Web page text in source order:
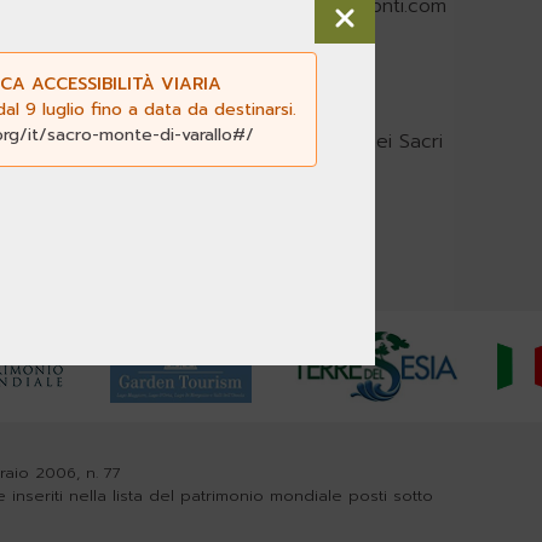
segreteria@pec.sacri-monti.com
dati del Centro di documentazione dei Sacri
2006, n. 77
nella lista del patrimonio mondiale posti sotto
ACCESSIBILITÀ VIARIA
9 luglio fino a data da destinarsi.
it/sacro-monte-di-varallo#/